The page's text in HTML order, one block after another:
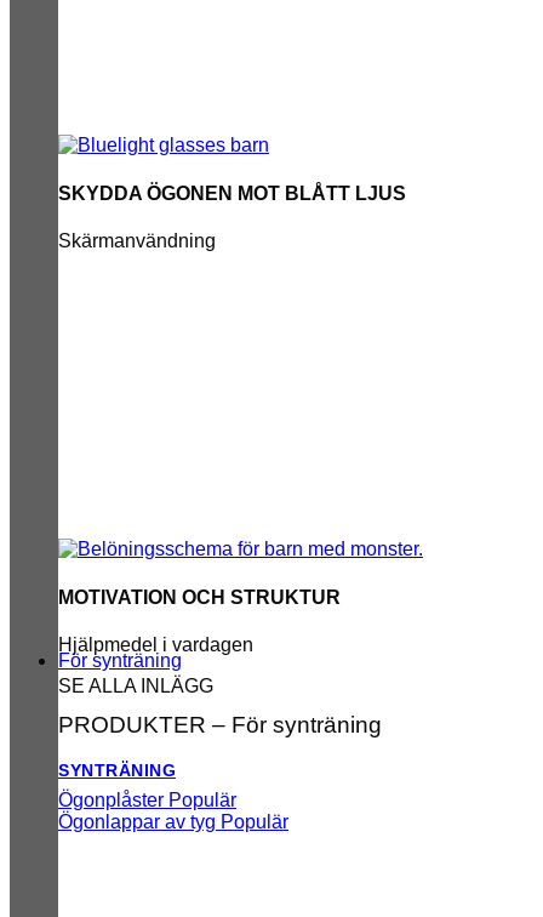
SKYDDA ÖGONEN MOT BLÅTT LJUS
Skärmanvändning
MOTIVATION OCH STRUKTUR
Hjälpmedel i vardagen
SE ALLA INLÄGG
För synträning
PRODUKTER – För synträning
SYNTRÄNING
Ögonplåster
Ögonlappar av tyg